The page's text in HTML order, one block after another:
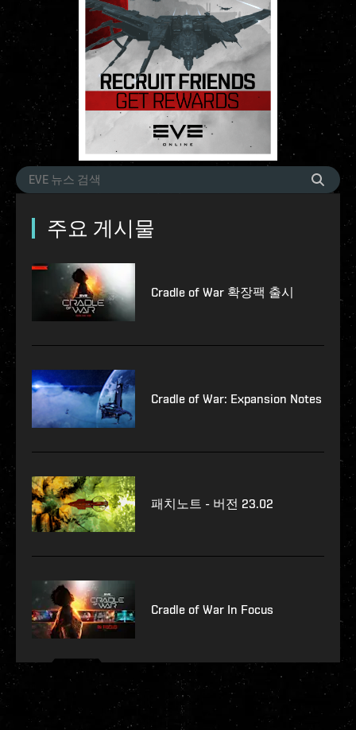
주요 게시물
Cradle of War 확장팩 출시
Cradle of War: Expansion Notes
패치노트 - 버전 23.02
Cradle of War In Focus